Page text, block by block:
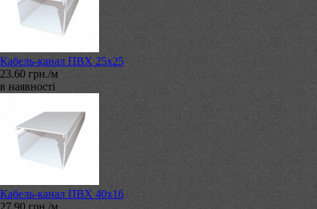
Кабель-канал ПВХ 25х25
23.60 грн./м
в наявності
Кабель-канал ПВХ 40х16
27.90 грн./м